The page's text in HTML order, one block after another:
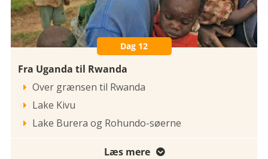
Dag 12
Fra Uganda til Rwanda
 Over grænsen til Rwanda
 Lake Kivu
 Lake Burera og Rohundo-søerne
Læs mere 